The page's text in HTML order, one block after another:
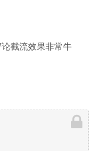
截流效果非常牛